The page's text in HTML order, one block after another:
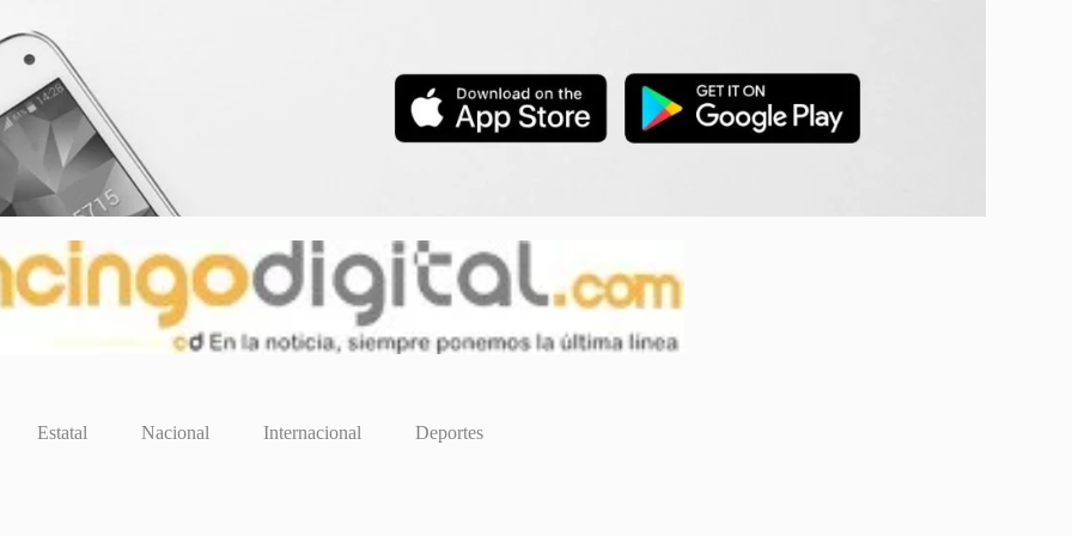
Estatal Nacional Internacional Deportes